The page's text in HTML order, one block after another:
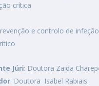
crítica
e controlo de
Júri: Doutora Zaida
: Doutora Isabel Rabiais